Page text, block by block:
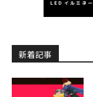
新着記事